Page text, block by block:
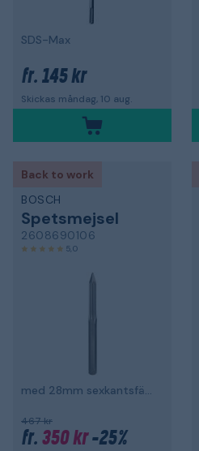
SDS-Max
fr. 145 kr
Skickas måndag, 10 aug.
Back to work
BOSCH
Spetsmejsel
2608690106
5,0
med 28mm sexkantsfäste
467 kr
fr. 350 kr-25%